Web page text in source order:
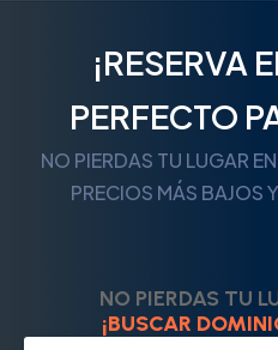
¡RESERVA
PERFECTO
NO PIERDAS TU LUGAR
PRECIOS MÁS BAJOS
NO PIERDAS TU
¡BUSCAR